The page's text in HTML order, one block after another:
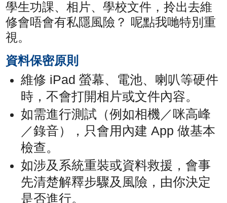
學生功課、相片、學校文件，拎出去維
修會唔會有私隱風險？ 呢點我哋特別重
視。
資料保密原則
維修 iPad 螢幕、電池、喇叭等硬件
時，不會打開相片或文件內容。
如需進行測試（例如相機／咪高峰
／錄音），只會用內建 App 做基本
檢查。
如涉及系統重裝或資料救援，會事
先清楚解釋步驟及風險，由你決定
是否進行。